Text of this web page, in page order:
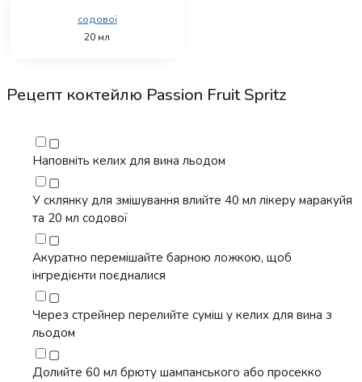
содової
20 мл
Рецепт коктейлю Passion Fruit Spritz
▢
Наповніть келих для вина льодом
▢
У склянку для змішування влийте 40 мл лікеру маракуйя
та 20 мл содової
▢
Акуратно перемішайте барною ложкою, щоб
інгредієнти поєдналися
▢
Через стрейнер перелийте суміш у келих для вина з
льодом
▢
Долийте 60 мл брюту шампанського або просекко